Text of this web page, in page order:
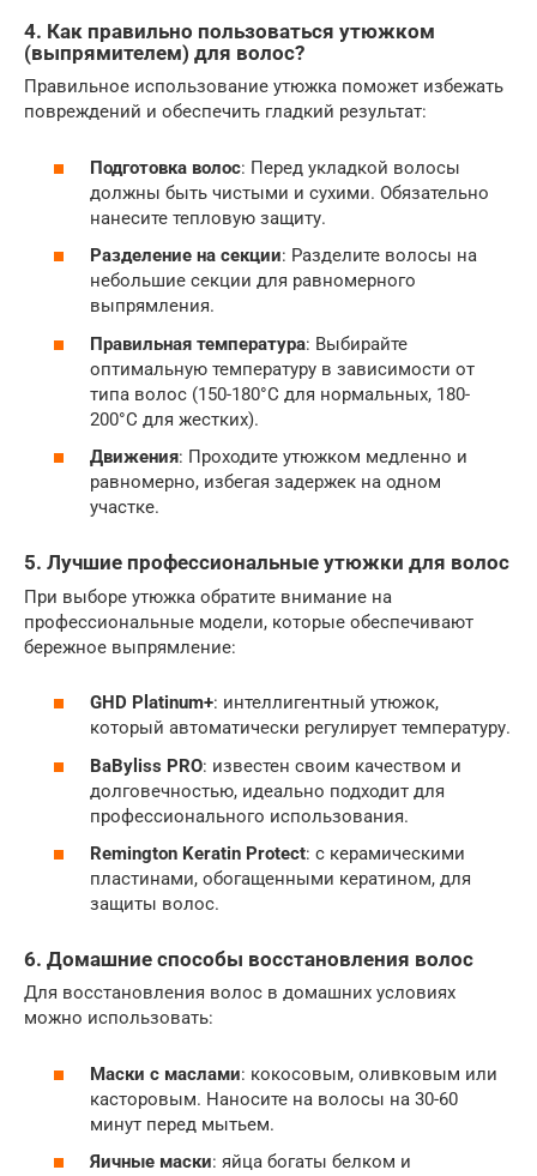
4. Как правильно пользоваться утюжком
(выпрямителем) для волос?
Правильное использование утюжка поможет избежать
повреждений и обеспечить гладкий результат:
Подготовка волос: Перед укладкой волосы
должны быть чистыми и сухими. Обязательно
нанесите тепловую защиту.
Разделение на секции: Разделите волосы на
небольшие секции для равномерного
выпрямления.
Правильная температура: Выбирайте
оптимальную температуру в зависимости от
типа волос (150-180°C для нормальных, 180-
200°C для жестких).
Движения: Проходите утюжком медленно и
равномерно, избегая задержек на одном
участке.
5. Лучшие профессиональные утюжки для волос
При выборе утюжка обратите внимание на
профессиональные модели, которые обеспечивают
бережное выпрямление:
GHD Platinum+: интеллигентный утюжок,
который автоматически регулирует температуру.
BaByliss PRO: известен своим качеством и
долговечностью, идеально подходит для
профессионального использования.
Remington Keratin Protect: с керамическими
пластинами, обогащенными кератином, для
защиты волос.
6. Домашние способы восстановления волос
Для восстановления волос в домашних условиях
можно использовать:
Маски с маслами: кокосовым, оливковым или
касторовым. Наносите на волосы на 30-60
минут перед мытьем.
Яичные маски: яйца богаты белком и